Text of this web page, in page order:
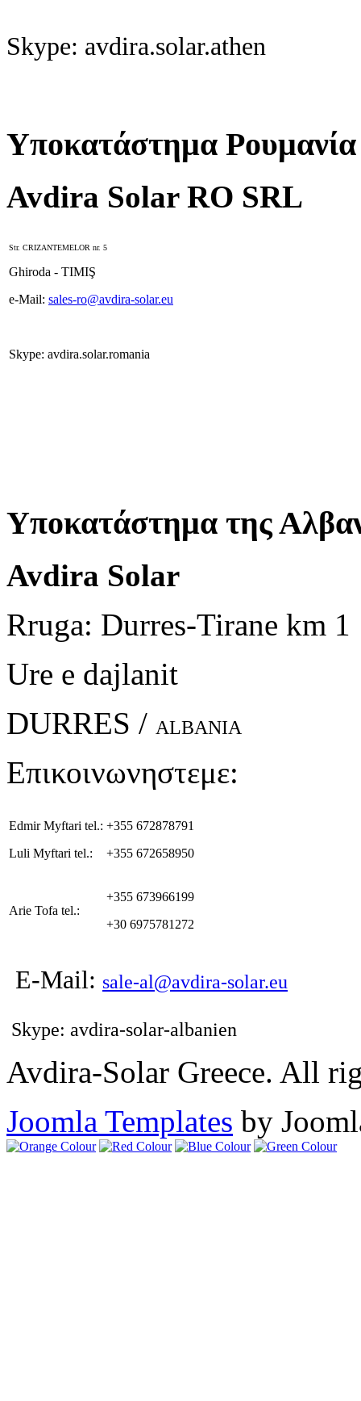
Skype: avdira.solar.athen
Υποκατάστημα Ρουμανία
Avdira Solar RO SRL
Str. CRIZANTEMELOR nr. 5
Ghiroda - TIMIŞ
e-Mail: sales-ro@avdira-solar.eu
Skype: avdira.solar.romania
Υποκατάστημα της
Avdira Solar
Rruga: Durres-Tirane km 1
Ure e dajlanit
DURRES / ALBANIA
Επικοινωνηστεμε:
Edmir Myftari tel.:
Luli Myftari tel.:
+355 672878791
+355 672658950
Arie Tofa tel.:
+355 673966199
+30 6975781272
E-Mail: sale-al@avdira-solar.eu
Skype: avdira-solar-albanien
Avdira-Solar Greece. All
Joomla Templates by